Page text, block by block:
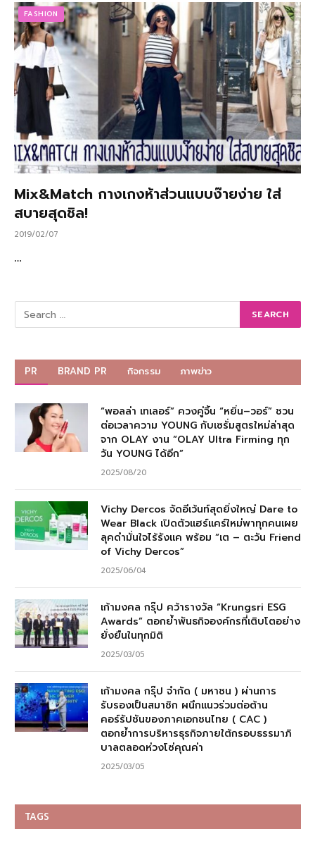
FASHION
Mix&Match กางเกงห้าส่วนแบบง๊ายง่าย ใส่
สบายสุดชิล!
2019/02/07
…
PR BRAND PR กิจกรรม ภาพข่าว
“พอลล่า เทเลอร์” ควงคู่จิ้น “หยิ่น–วอร์” ชวน
ต่อเวลาความ YOUNG กับเซรั่มสูตรใหม่ล่าสุด
จาก OLAY งาน “OLAY Ultra Firming ทุก
วัน YOUNG ได้อีก”
2025/08/20
Vichy Dercos จัดอีเว้นท์สุดยิ่งใหญ่ Dare to
Wear Black เปิดตัวแฮร์แคร์ใหม่พาทุกคนเผย
ลุคดำมั่นใจไร้รังแค พร้อม “เต – ตะวัน Friend
of Vichy Dercos”
2025/06/04
เก้ามงคล กรุ๊ป คว้ารางวัล “Krungsri ESG
Awards” ตอกย้ำพันธกิจองค์กรที่เติบโตอย่าง
ยั่งยืนในทุกมิติ
2025/03/05
เก้ามงคล กรุ๊ป จำกัด ( มหาชน ) ผ่านการ
รับรองเป็นสมาชิก ผนึกแนวร่วมต่อต้าน
คอร์รัปชันของภาคเอกชนไทย ( CAC )
ตอกย้ำการบริหารธุรกิจภายใต้กรอบธรรมาภิ
บาลตลอดห่วงโซ่คุณค่า
2025/03/05
TAGS